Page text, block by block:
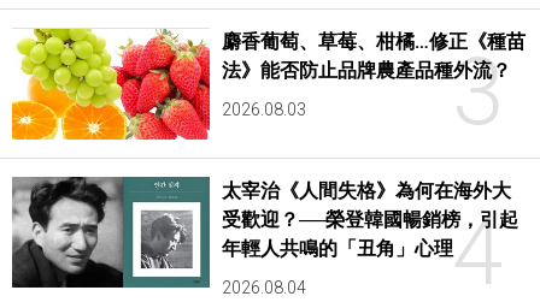
3
麝香葡萄、草莓、柑橘…修正《種苗
法》能否防止品牌農產品種外流？
2026.08.03
4
太宰治《人間失格》為何在海外大
受歡迎？──榮登韓國暢銷榜，引起
年輕人共鳴的「丑角」心理
2026.08.04